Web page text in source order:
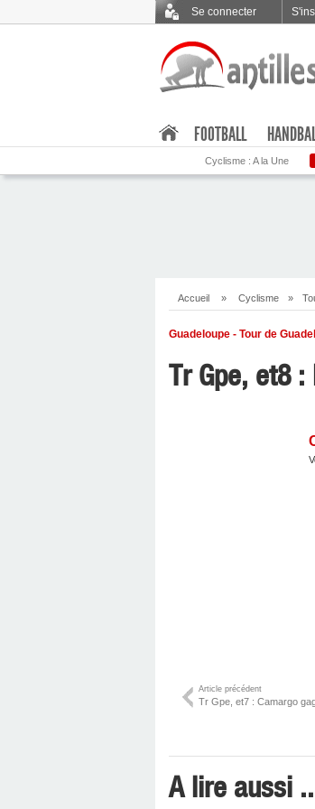
Se connecter
FOOTBALL
Cyclisme : A la Une
Accueil » Cyclisme »
Guadeloupe - Tour de
Tr Gpe, et8
Article précédent
Tr Gpe, et7 : Camargo
A lire aussi